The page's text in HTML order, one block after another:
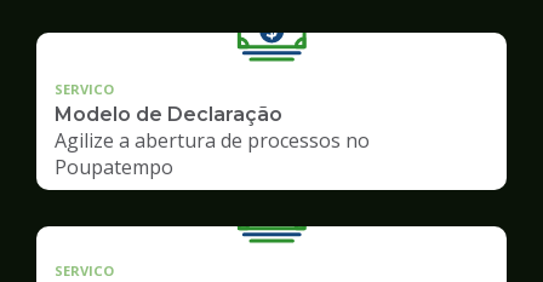
SERVICO
Modelo de Declaração
Agilize a abertura de processos no
Poupatempo
SERVICO